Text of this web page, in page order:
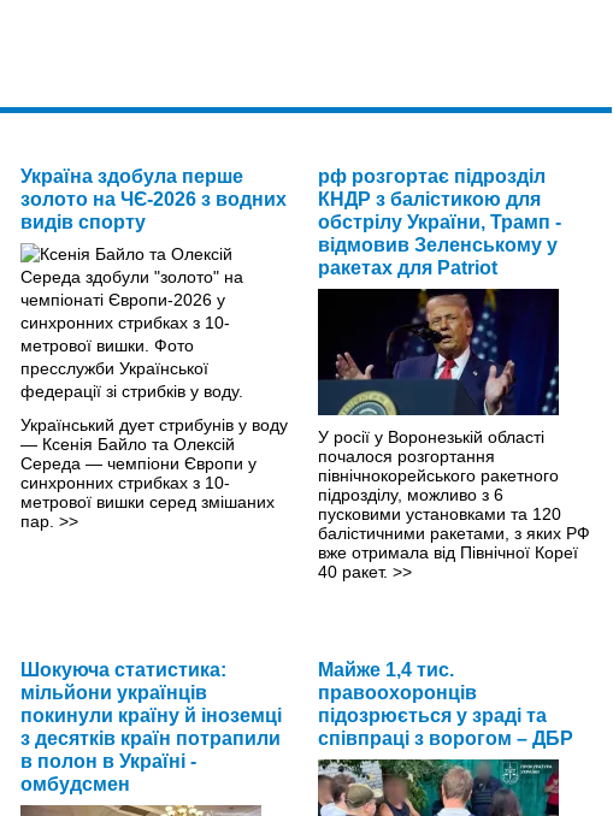
Україна здобула перше
золото на ЧЄ-2026 з водних
видів спорту
Український дует стрибунів у воду
— Ксенія Байло та Олексій
Середа — чемпіони Європи у
синхронних стрибках з 10-
метрової вишки серед змішаних
пар. >>
рф розгортає підрозділ
КНДР з балістикою для
обстрілу України, Трамп -
відмовив Зеленському у
ракетах для Patriot
У росії у Воронезькій області
почалося розгортання
північнокорейського ракетного
підрозділу, можливо з 6
пусковими установками та 120
балістичними ракетами, з яких РФ
вже отримала від Північної Кореї
40 ракет. >>
Шокуюча статистика:
мільйони українців
покинули країну й іноземці
з десятків країн потрапили
в полон в Україні -
омбудсмен
Майже 1,4 тис.
правоохоронців
підозрюється у зраді та
співпраці з ворогом – ДБР